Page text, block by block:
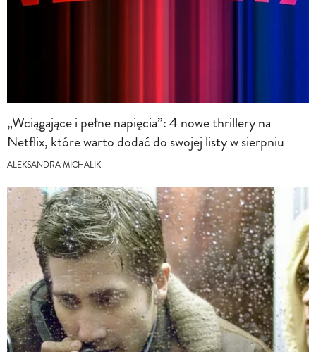
„Wciągające i pełne napięcia”: 4 nowe thrillery na
Netflix, które warto dodać do swojej listy w sierpniu
ALEKSANDRA MICHALIK